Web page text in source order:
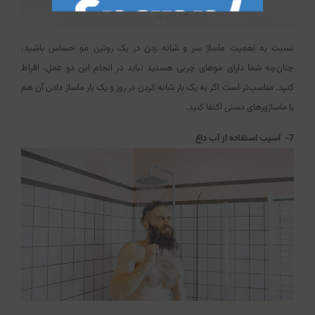
نسبت به اهمیت ماساژ سر و شانه زدن در یک روتین مو حساس باشید،
چنان‌چه شما دارای موهای چربی هستید نباید در انجام این دو عمل، افراط
کنید. مناسب‌تر است اگر به یک بار شانه کردن در روز و یک بار ماساژ دادن آن هم
با ماساژورهای دستی اکتفا کنید.
7- آسیب استفاده از آب داغ